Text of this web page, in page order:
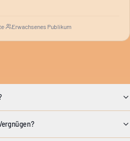
· Erwachsenes Publikum